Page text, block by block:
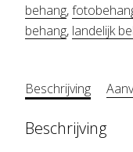
behang,
behang, landelijk
Beschrijving
Beschrijving